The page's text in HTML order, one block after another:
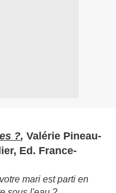
?, Valérie Pineau-
Ed. France-
mari est parti en